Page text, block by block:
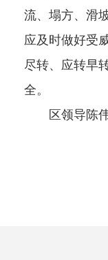
流、塌方、滑
应及时做好受
尽转、应转早
全。
区领导陈伟